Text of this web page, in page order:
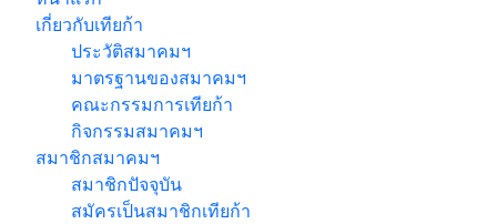
เกี่ยวกับเทียก้า
ประวัติสมาคมฯ
มาตรฐานของสมาคมฯ
คณะกรรมการเทียก้า
กิจกรรมสมาคมฯ
สมาชิกสมาคมฯ
สมาชิกปัจจุบัน
สมัครเป็นสมาชิกเทียก้า